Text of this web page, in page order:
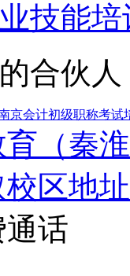
技能
合伙人
京会计初级职称考试
（秦
区地址
话